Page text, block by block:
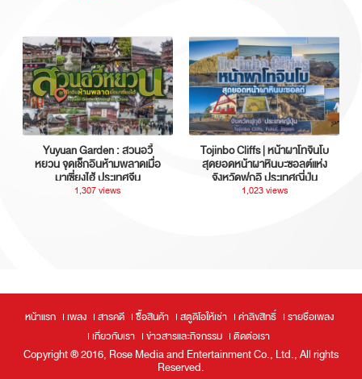
Yuyuan Garden : สวนอวี้
หยวน จุดเช็กอินห้ามพลาดเมื่อ
มาเซี่ยงไฮ้ ประเทศจีน
1,307 views
Tojinbo Cliffs | หน้าผาโทจินโบ
สุดยอดหน้าผาหินบะซอลต์แห่ง
จังหวัดฟุกุอิ ประเทศญี่ปุ่น
1,023 views
หน้าแรก เพลง สารคดี ซื้อสินค้า สตูดิโอให้เช่า ค่าลิขสิทธิ์
รายชื่อเพลง
เกี่ยวกับเรา
ข่าวสารและกิจกรรม ติดต่อเรา
Copyright ® 2016, Rose Media and Entertainment Co., Ltd., All rights
Reserved.